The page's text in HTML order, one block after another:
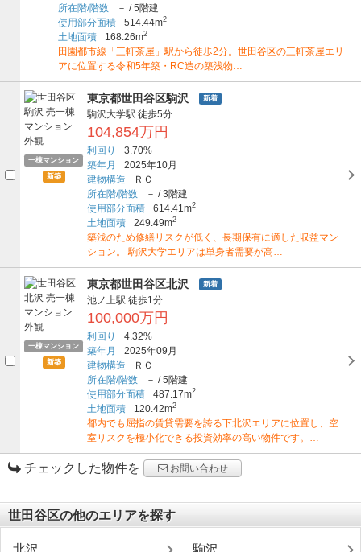
所在階/階数
－ /5階建
使用部分面積
514.44m2
土地面積 168.26m2
田園都市線「三軒茶屋」駅から徒歩2分。世田谷区の三軒茶屋エリ
アに位置する令和5年築・RC造の築浅物…
一棟マンション
新築
東京都世田谷区駒沢 新着
駒沢大学駅 徒歩5分
104,854万円
利回り
3.70%
築年月
2025年10月
建物構造
ＲＣ
所在階/階数
－ /3階建
使用部分面積
614.41m2
土地面積 249.49m2
築浅のため修繕リスクが低く、長期保有に適した収益マン
ション。 駒沢大学エリアは単身者需要が高…
一棟マンション
新築
東京都世田谷区北沢 新着
池ノ上駅 徒歩1分
100,000万円
利回り
4.32%
築年月
2025年09月
建物構造
ＲＣ
所在階/階数
－ /5階建
使用部分面積
487.17m2
土地面積 120.42m2
都内でも屈指の賃貸需要を誇る下北沢エリアに位置し、空
室リスクを極小化できる投資効率の高い物件です。…
チェックした物件を お問い合わせ
世田谷区の他のエリアを探す
北沢 駒沢